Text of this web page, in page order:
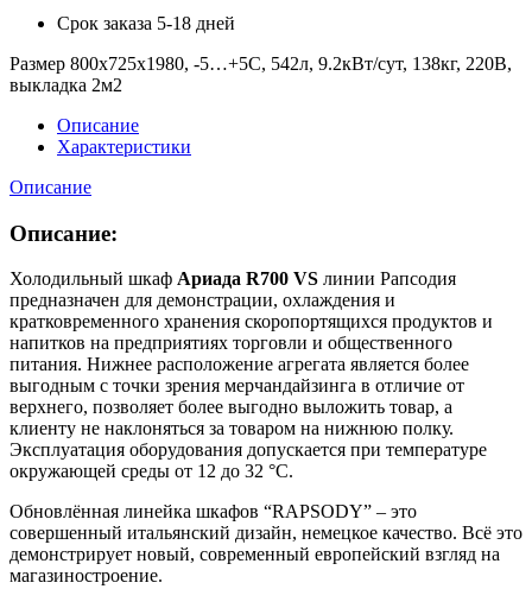
Срок заказа 5-18 дней
Размер 800x725x1980, -5…+5C, 542л, 9.2кВт/сут, 138кг, 220В,
выкладка 2м2
Описание
Характеристики
Описание
Описание:
Холодильный шкаф Ариада R700 VS линии Рапсодия
предназначен для демонстрации, охлаждения и
кратковременного хранения скоропортящихся продуктов и
напитков на предприятиях торговли и общественного
питания. Нижнее расположение агрегата является более
выгодным с точки зрения мерчандайзинга в отличие от
верхнего, позволяет более выгодно выложить товар, а
клиенту не наклоняться за товаром на нижнюю полку.
Эксплуатация оборудования допускается при температуре
окружающей среды от 12 до 32 °C.
Обновлённая линейка шкафов “RAPSODY” – это
совершенный итальянский дизайн, немецкое качество. Всё это
демонстрирует новый, современный европейский взгляд на
магазиностроение.